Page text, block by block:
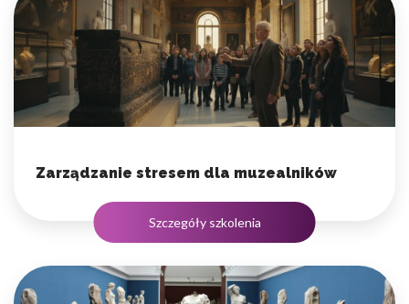
Zarządzanie stresem dla muzealników
Szczegóły szkolenia